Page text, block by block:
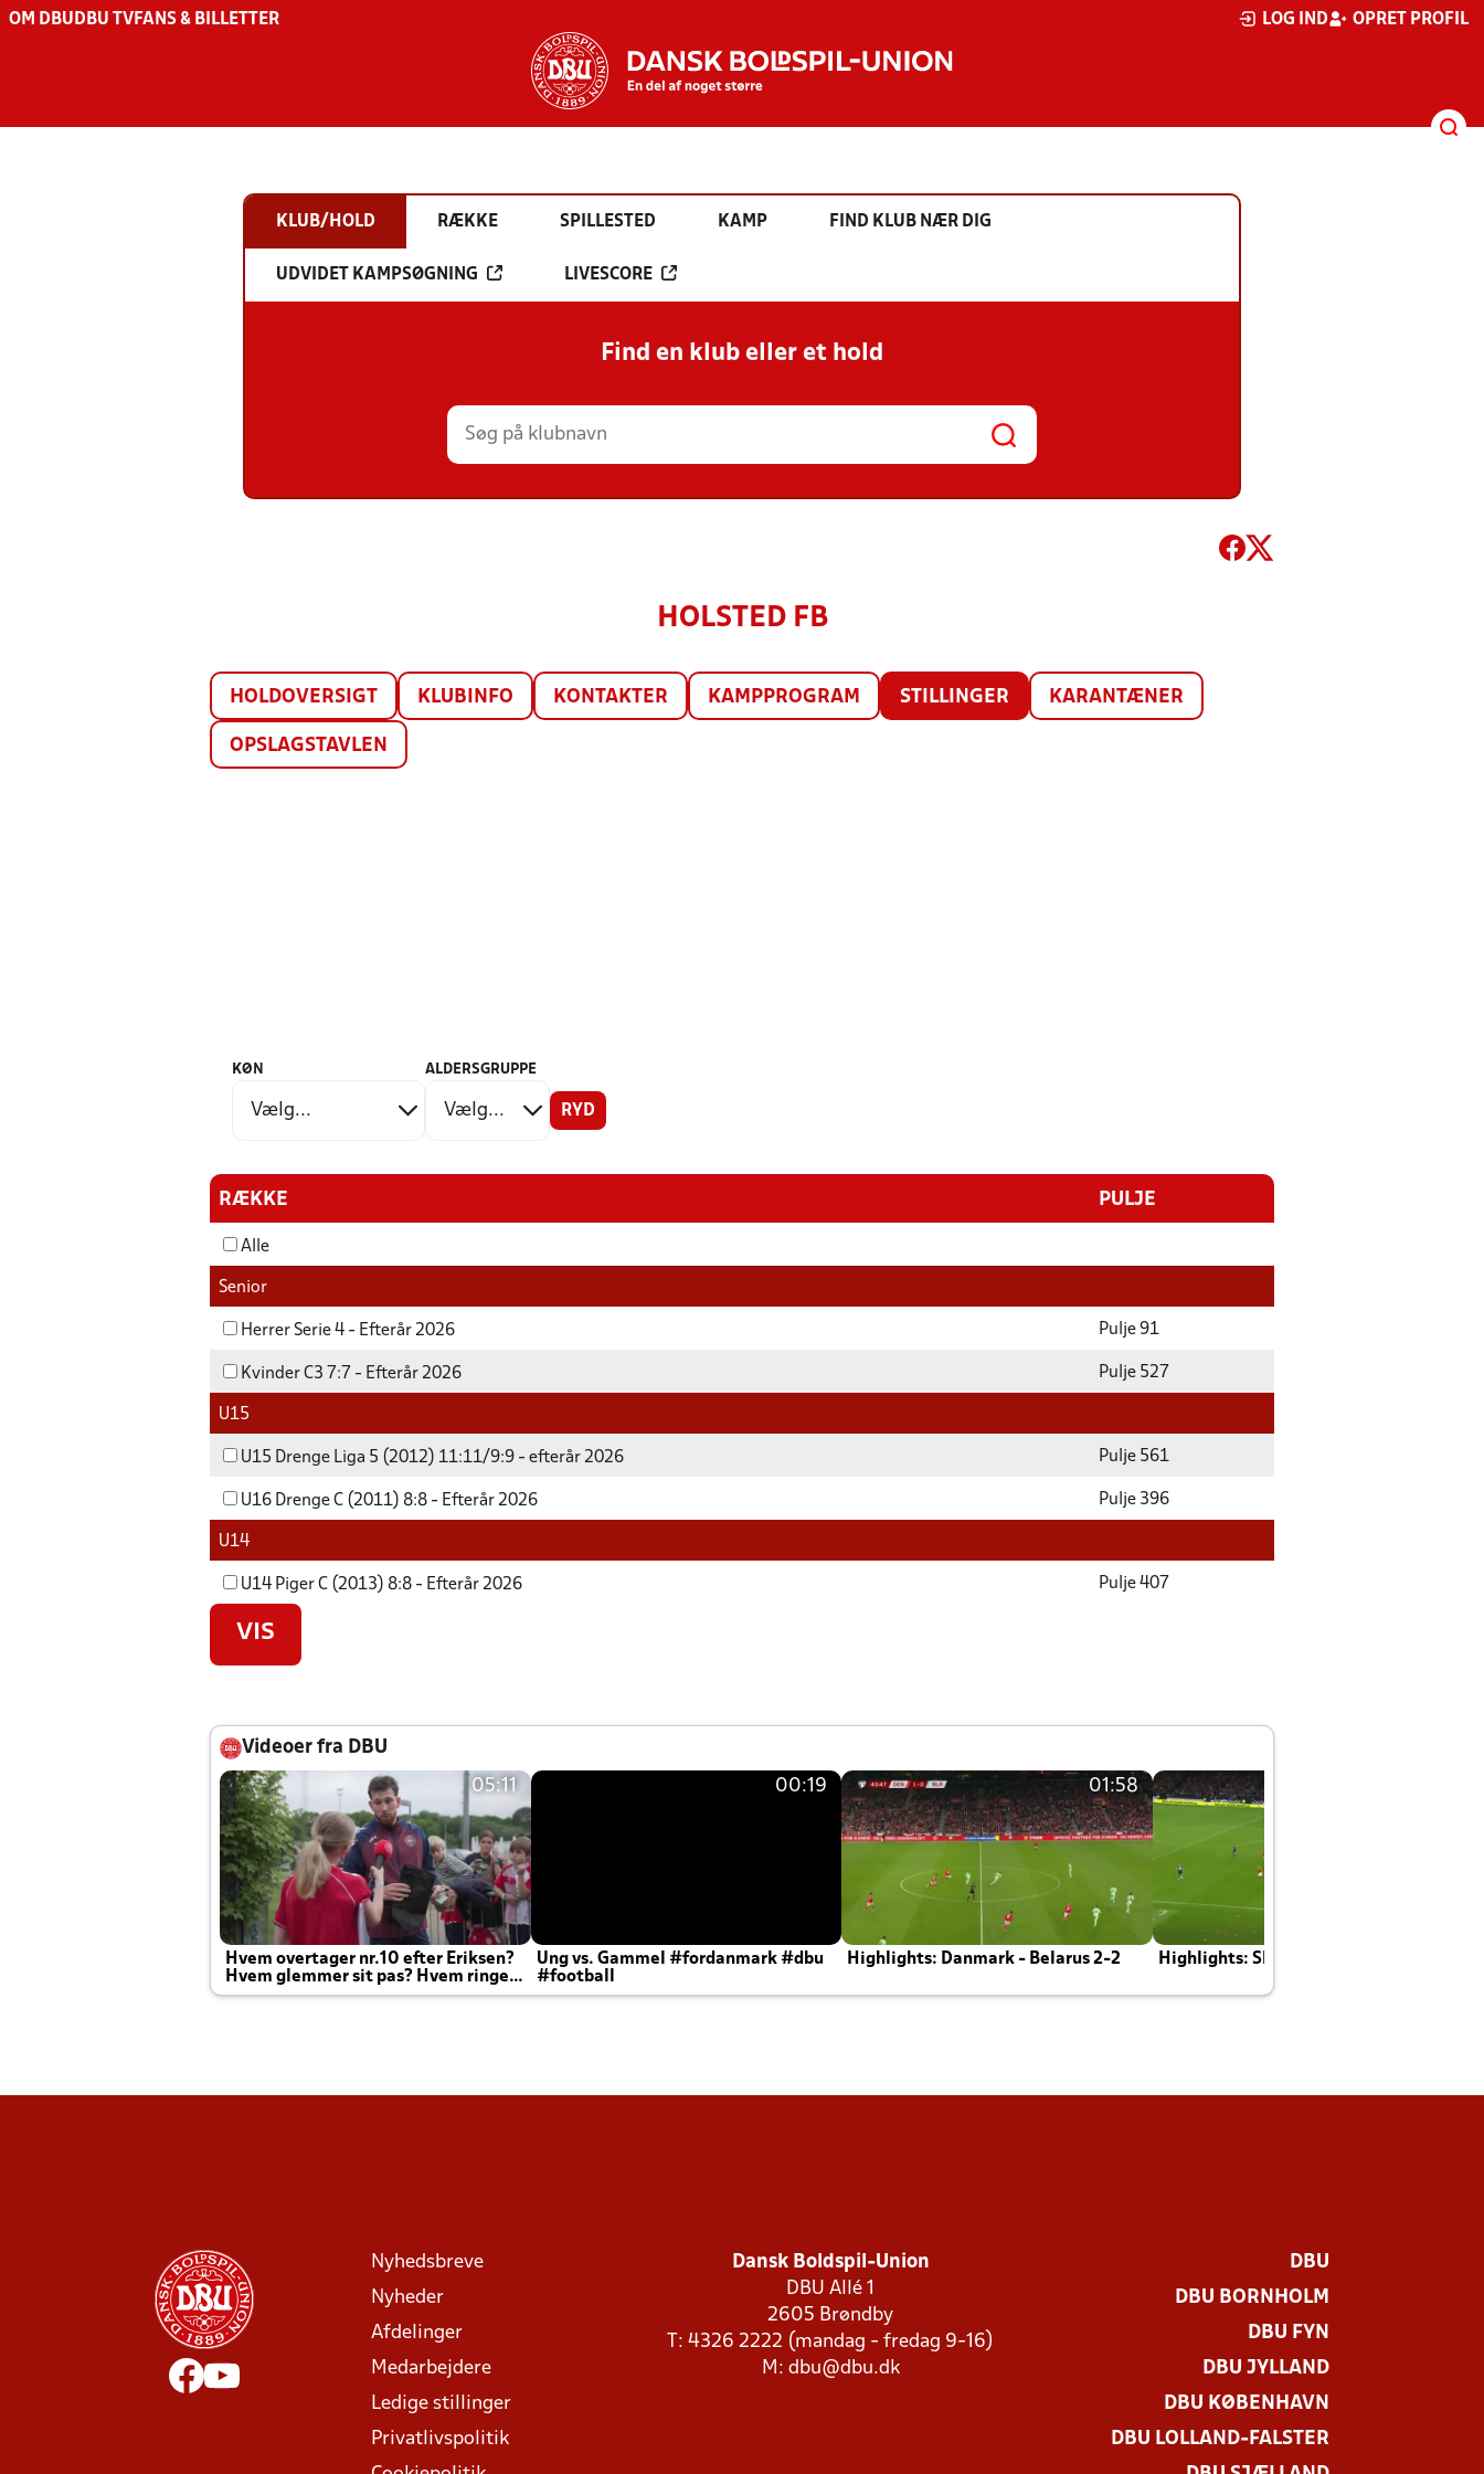
OM DBU DBU TV FANS & BILLETTER LOG IND OPRET PROFIL
KLUB/HOLD RÆKKE SPILLESTED KAMP FIND KLUB NÆR DIG
UDVIDET KAMPSØGNING LIVESCORE
Find en klub eller et hold
HOLSTED FB
HOLDOVERSIGT KLUBINFO KONTAKTER KAMPPROGRAM STILLINGER KARANTÆNER
OPSLAGSTAVLEN
KØN ALDERSGRUPPE
RYD
RÆKKE PULJE
Alle
Senior
Herrer Serie 4 - Efterår 2026 Pulje 91
Kvinder C3 7:7 - Efterår 2026 Pulje 527
U15
U15 Drenge Liga 5 (2012) 11:11/9:9 - efterår 2026 Pulje 561
U16 Drenge C (2011) 8:8 - Efterår 2026 Pulje 396
U14
U14 Piger C (2013) 8:8 - Efterår 2026 Pulje 407
VIS
Videoer fra DBU
05:11
Hvem overtager nr.10 efter Eriksen?
Hvem glemmer sit pas? Hvem ringer
Joachim altid til efter kampe?
00:19
Ung vs. Gammel #fordanmark #dbu
#football
01:58
Highlights: Danmark - Belarus 2-2 Highlights: Skotland - Danmark 4-2
Nyhedsbreve
Nyheder
Afdelinger
Medarbejdere
Ledige stillinger
Privatlivspolitik
Dansk Boldspil-Union
DBU Allé 1
2605 Brøndby
T: 4326 2222 (mandag - fredag 9-16)
M: dbu@dbu.dk
DBU
DBU BORNHOLM
DBU FYN
DBU JYLLAND
DBU KØBENHAVN
DBU LOLLAND-FALSTER